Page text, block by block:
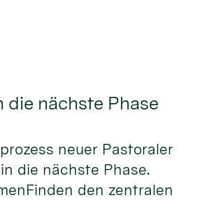
nächste Phase
neuer Pas­tora­ler
die nächs­te Phase.
den zen­tra­len